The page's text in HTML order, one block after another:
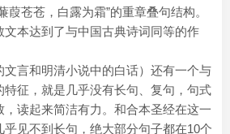
葭苍苍，白露为霜”的重章叠句结构。
本达到了与中国古典诗词同等的作
言和明清小说中的白话）还有一个与
征，就是几乎没有长句、复句，句式
读起来简洁有力。和合本圣经在这一
乎见不到长句，绝大部分句子都在10个